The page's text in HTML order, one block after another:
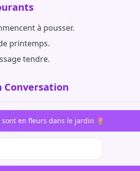
à pousser.
printemps.
tendre.
Conversation
sont en fleurs dans le jardin 🌷